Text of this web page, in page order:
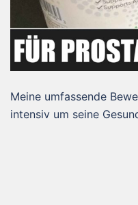
Meine umfassende
intensiv um seine